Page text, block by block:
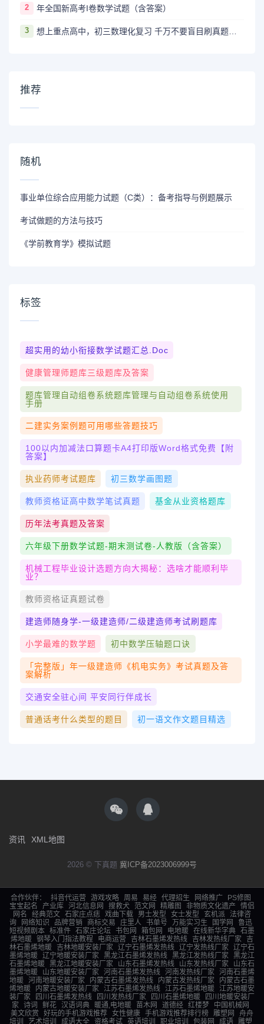
2 年全国新高考I卷数学试题（含答案）
3 想上重点高中，初三数理化复习 千万不要盲目刷真题卷和模拟卷！
推荐
随机
事业单位综合应用能力试题（C类）：备考指导与例题展示
考试做题的方法与技巧
《学前教育学》模拟试题
标签
超实用的幼小衔接数学试题汇总.doc
健康管理师题库三级题库及答案
题库管理自动组卷系统题库管理与自动组卷系统使用
手册
二建实务案例题可用哪些答题技巧
100以内加减法口算题卡a4打印版word格式免费【附
答案】
执业药师考试题库 初三数学画图题
教师资格证高中数学笔试真题 基金从业资格题库
历年法考真题及答案
六年级下册数学试题-期末测试卷-人教版（含答案）
机械工程毕业设计选题方向大揭秘：选啥才能顺利毕
业？
教师资格证真题试卷
建造师随身学-一级建造师/二级建造师考试刷题‪库‬
小学最难的数学题 初中数学压轴题口诀
「完整版」年一级建造师《机电实务》考试真题及答
案解析
交通安全驻心间 平安同行伴成长
普通话考什么类型的题目 初一语文作文题目精选
资讯 XML地图
2026 © 下真题 冀ICP备2023006999号
合作伙伴： 抖音代运营 游戏攻略 周易 易经 代理招生 网络推广
PS修图
宝宝起名
产业库 河北信息网 搜救犬 范文网 精雕图 非物质文化遗产
情侣
网名
经典范文 石家庄点痣 戏曲下载 男士发型 女士发型 玄机派
法律咨
询
网络知识 品牌营销 商标交易 庄里人 书单号 万能实习生 国学网
鲁迅
短视频剧本 标准件 石家庄论坛 书包网 箱包网 电地暖 在线新华字典 石墨
烯地暖 钢琴入门指法教程 电商运营 吉林石墨烯发热线 吉林发热线厂家
吉
林石墨烯地暖
吉林地暖安装厂家 辽宁石墨烯发热线 辽宁发热线厂家 辽宁石
墨烯地暖 辽宁地暖安装厂家 黑龙江石墨烯发热线 黑龙江发热线厂家 黑龙江
石墨烯地暖 黑龙江地暖安装厂家 山东石墨烯发热线 山东发热线厂家
山东石
墨烯地暖
山东地暖安装厂家 河南石墨烯发热线 河南发热线厂家 河南石墨烯
地暖 河南地暖安装厂家 内蒙古石墨烯发热线 内蒙古发热线厂家
内蒙古石墨
烯地暖
内蒙古地暖安装厂家 江苏石墨烯发热线 江苏石墨烯地暖
江苏地暖安
装厂家
四川石墨烯发热线 四川发热线厂家 四川石墨烯地暖
四川地暖安装厂
家 诗词 鲜花 汉语词典 暖通,电地暖 苗木网 道德经 红楼梦
中国机械网
美文欣赏
好玩的手机游戏推荐 女性健康 手机游戏推荐排行榜 雕塑网
舟舟
培训
艺术培训 成语大全 资格考试 英语培训 职业培训 包装网 成语 雕塑